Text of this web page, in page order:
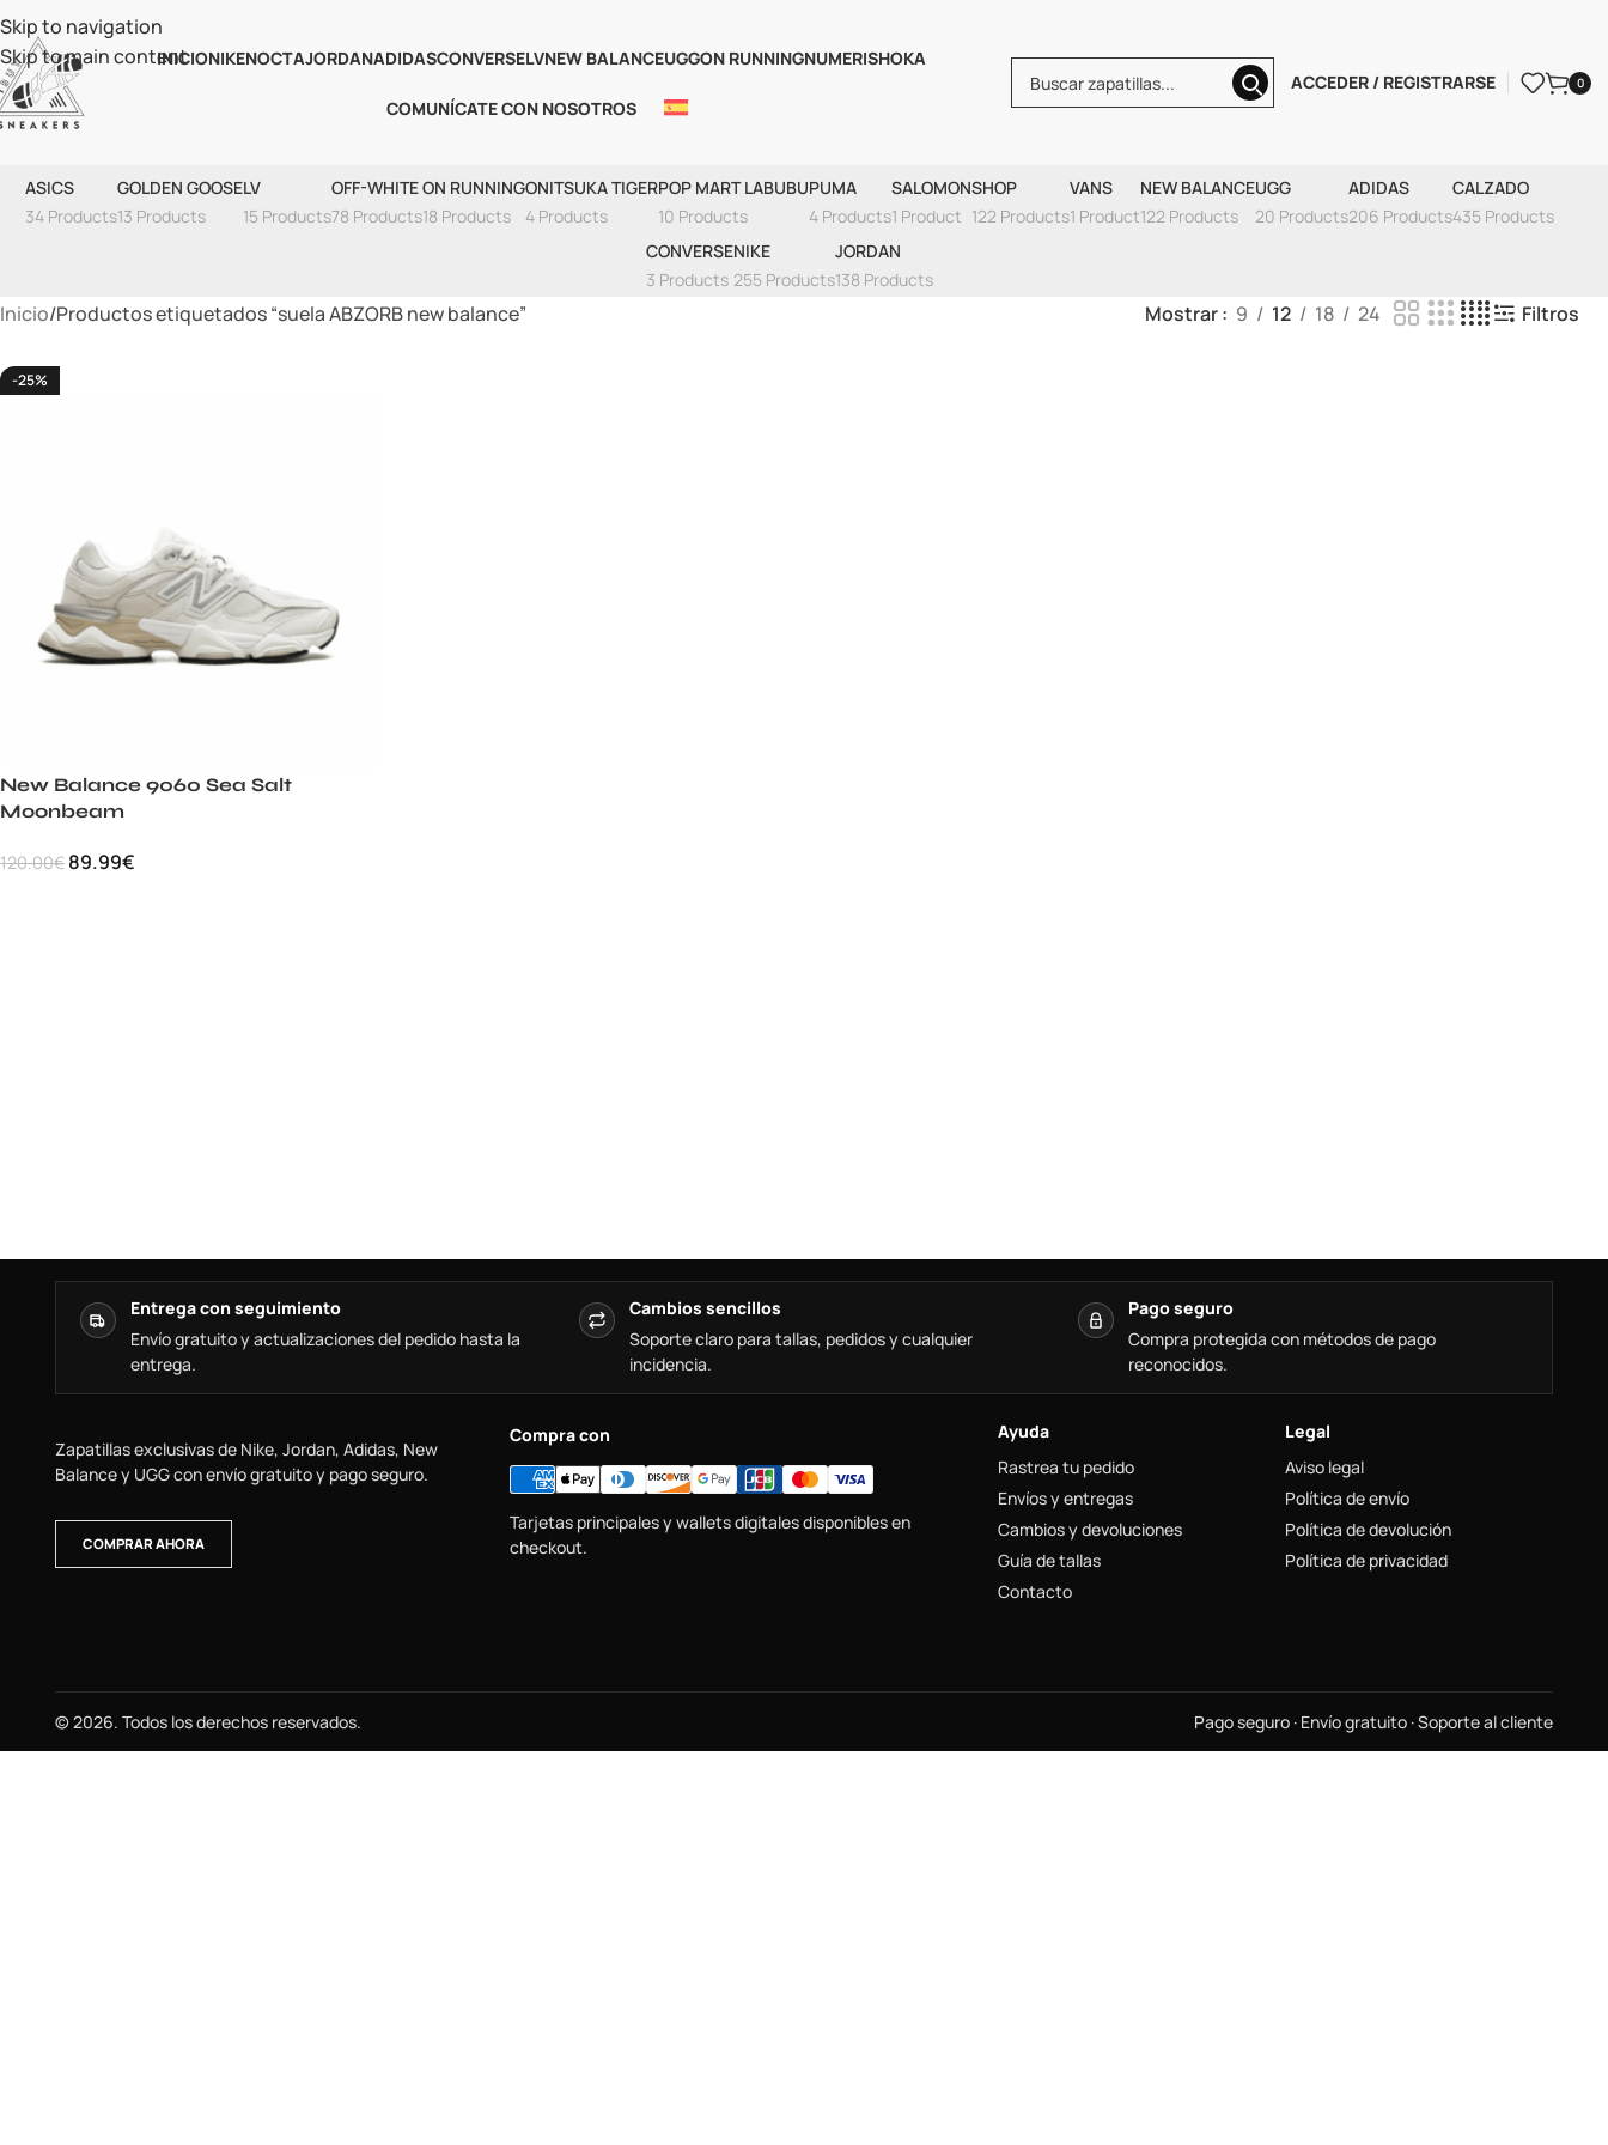
Skip to navigation
Skip to main content
INICIONIKENOCTAJORDANADIDASCONVERSELVNEW BALANCEUGGON RUNNINGNUMERISHOKA
COMUNÍCATE CON NOSOTROS
ACCEDER / REGISTRARSE 0
Suela ABZORB New Balance
ASICS
34 Products
GOLDEN GOOSE
13 Products
LV
15 Products
OFF-WHITE
78 Products
ON RUNNING
18 Products
ONITSUKA TIGER
4 Products
POP MART LABUBU
10 Products
PUMA
4 Products
SALOMON
1 Product
SHOP
122 Products
VANS
1 Product
NEW BALANCE
122 Products
UGG
20 Products
ADIDAS
206 Products
CALZADO
435 Products
CONVERSE
3 Products
NIKE
255 Products
JORDAN
138 Products
Inicio Productos etiquetados “suela ABZORB new balance” Mostrar 9 12 18 24 Filtros
-25%
New Balance 9060 Sea Salt
Moonbeam
120.00€ 89.99€
Entrega con seguimiento
Envío gratuito y actualizaciones del pedido hasta la
entrega.
Cambios sencillos
Soporte claro para tallas, pedidos y cualquier
incidencia.
Pago seguro
Compra protegida con métodos de pago
reconocidos.
Zapatillas exclusivas de Nike, Jordan, Adidas, New
Balance y UGG con envío gratuito y pago seguro.
COMPRAR AHORA
Compra con
Tarjetas principales y wallets digitales disponibles en
checkout.
Ayuda
Rastrea tu pedido
Envíos y entregas
Cambios y devoluciones
Guía de tallas
Contacto
Legal
Aviso legal
Política de envío
Política de devolución
Política de privacidad
© 2026. Todos los derechos reservados. Pago seguro · Envío gratuito · Soporte al cliente